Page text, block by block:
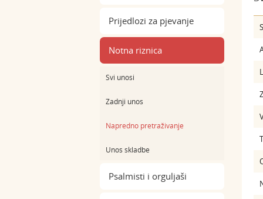
Prijedlozi za pjevanje
Notna riznica
Svi unosi
Zadnji unos
Napredno pretraživanje
Unos skladbe
Psalmisti i orguljaši